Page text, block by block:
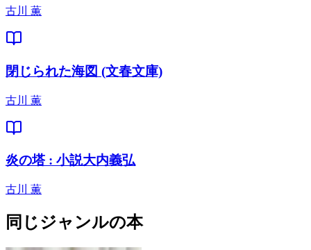
古川 薫
閉じられた海図 (文春文庫)
古川 薫
炎の塔 : 小説大内義弘
古川 薫
同じジャンルの本